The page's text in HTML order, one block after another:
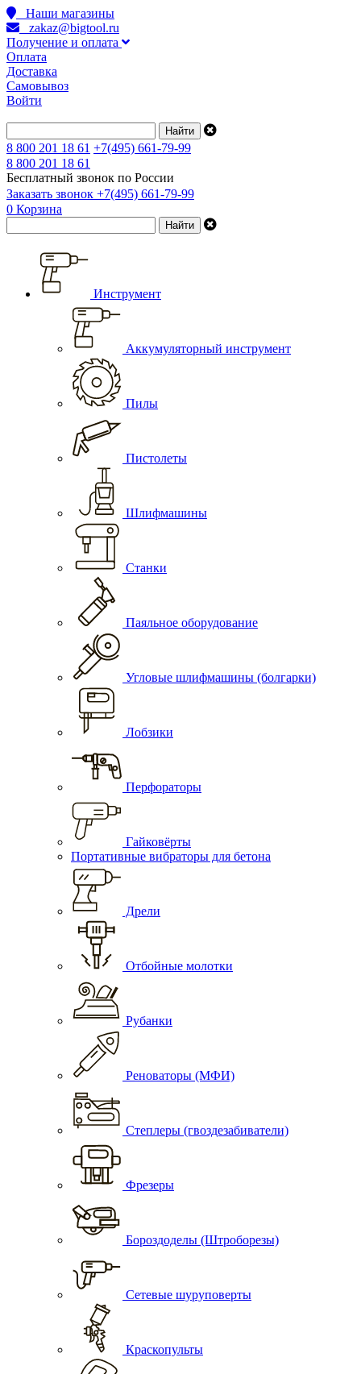
Наши магазины
zakaz@bigtool.ru
Получение и оплата
Оплата
Доставка
Самовывоз
Войти
8 800 201 18 61 +7(495) 661-79-99
8 800 201 18 61
Бесплатный звонок по России
Заказать звонок +7(495) 661-79-99
0 Корзина
Инструмент
Аккумуляторный инструмент
Пилы
Пистолеты
Шлифмашины
Станки
Паяльное оборудование
Угловые шлифмашины (болгарки)
Лобзики
Перфораторы
Гайковёрты
Портативные вибраторы для бетона
Дрели
Отбойные молотки
Рубанки
Реноваторы (МФИ)
Степлеры (гвоздезабиватели)
Фрезеры
Бороздоделы (Штроборезы)
Сетевые шуруповерты
Краскопульты